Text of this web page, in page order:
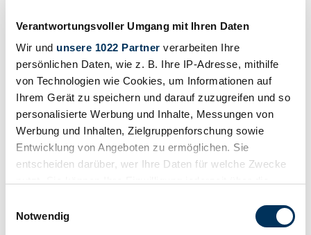
Verantwortungsvoller Umgang mit Ihren Daten
Wir und unsere 1022 Partner verarbeiten Ihre
persönlichen Daten, wie z. B. Ihre IP-Adresse, mithilfe
von Technologien wie Cookies, um Informationen auf
Ihrem Gerät zu speichern und darauf zuzugreifen und so
personalisierte Werbung und Inhalte, Messungen von
Werbung und Inhalten, Zielgruppenforschung sowie
Entwicklung von Angeboten zu ermöglichen. Sie
entscheiden darüber, wer Ihre Daten für welche Zwecke
Trigger Symbol ändern oder widerrufen
Notwendig
Carrocería